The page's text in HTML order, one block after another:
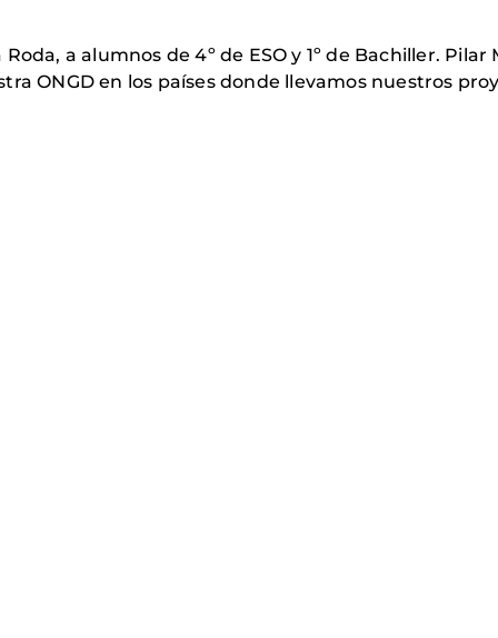
a alumnos de 4º de ESO y 1º de Bachiller.
ONGD en los países donde llevamos nuestros